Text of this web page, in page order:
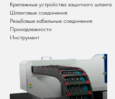
Крепежные устройства защитного шланга
Шланговые соединения
Резьбовые кабельные соединения
Принадлежности
Инструмент